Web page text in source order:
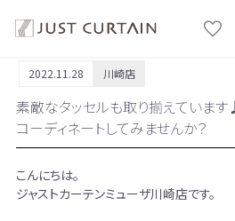
2022.11.28 川崎店
素敵なタッセルも取り揃えていま
コーディネートしてみませんか？
こんにちは。
ジャストカーテンミューザ川崎店です。